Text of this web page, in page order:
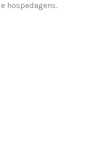
hospedagens.